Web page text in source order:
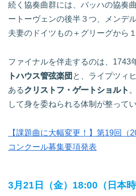
続く協奏曲群には、バッハの協奏
ートーヴェンの後半３つ、メンデ
夫妻のドイツもの＋グリーグから
ファイナルを伴走するのは、1743
トハウス管弦楽団 と、ライプツィ
あるクリストフ・ゲートショルト
して身を委ねられる体制が整ってい
【課題曲に大幅変更！】第19回（
コンクール募集要項発表
3月21日（金）18:00（日本時